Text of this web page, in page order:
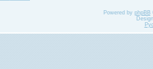
Powered by phpBB